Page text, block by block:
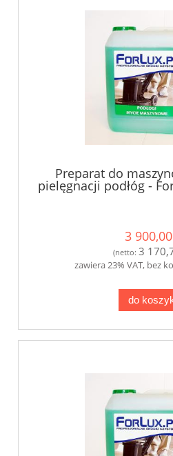
Preparat do
pielęgnacji podłóg -
3 900,00
(netto: 3
zawiera 23% VAT, bez
do